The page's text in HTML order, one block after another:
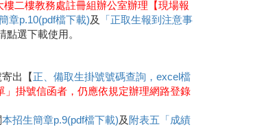
二樓教務處註冊組辦公室辦理【現場報
章p.10(pdf檔下載)及
「正取生報到注意事
選下載使用。
出【正、備取生掛號號碼查詢，excel檔
」掛號信函者，仍應依規定辦理網路登錄
本招生簡章p.9(pdf檔下載)及 附表五「成績